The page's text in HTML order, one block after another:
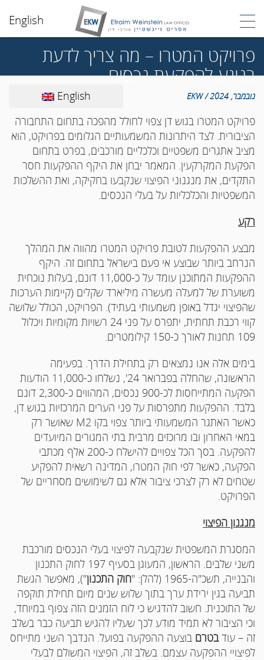
English
פרויקט המטרו – מה צריך לדעת
בנוגע להפקעת נכסים
נובמבר, 2024 / EKW
English
פרויקט המטרו בגוש דן צפוי לחולל מהפכה בתחום התחבורה
הציבורית. לצד היתרונות המשמעותיים הגלומים בפרויקט, הוא
מציב אתגרים משפטיים וכלכליים מורכבים, בפרט בתחום
הפקעת המקרקעין. המאמר יבחן את היקף ההפקעות חסר
התקדים, את מנגנוני הפיצוי שנקבעו בחקיקה, ואת ההשלכות
המשפטיות והכלכליות על בעלי הנכסים.
רקע
מבצע ההפקעות לטובת פרויקט המטרו מהווה את המהלך
הנרחב ביותר שבוצע אי פעם בישראל בתחום זה. היקף
ההפקעות המתוכנן עומד על כ-11,000 דונם, בעלות נוכחית
משוערת של למעלה מעשרה מיליארד שקלים (קיימות הערכות
שהפיצוי יגדל באופן משמעותי בעתיד). הפרויקט, הכולל שלושה
קווי רכבת תחתית, יתפרס על פני 24 רשויות מקומיות ויכלול
109 תחנות לאורך כ-150 קילומטרים.
בימים אלה אנו נמצאים רק בתחילת הדרך. בפעימה
הראשונה, שהחלה בפברואר 24', נשלחו כ-11,000 הודעות
הפקעה המתייחסות לכ-900 נכסים, המהווים כ-2,300 דונם
בלבד. ההפקעות מתפרסות על פני הערים המרכזיות בגוש דן,
כאשר האתגר המשמעותי ביותר צפוי בקו M2 שאושר רק
במאי האחרון ובו מרוכזים מרבית בתי המגורים המיועדים
להפקעה. בסך הכל צפויים להישלח כ-200 אלף מכתבי
הפקעה, כאשר לפי חוק המטרו, המדינה רשאית להפקיע
שטחים לא רק לצרכי ציבור אלא גם לשימושים מסחריים של
הפרויקט.
מנגנון הפיצוי
המסגרת המשפטית שנקבעה לפיצוי בעלי הנכסים מורכבת
משני שלבים. הראשון, המעוגן בסעיף 197 לחוק התכנון
והבנייה, תשכ"ה-1965 (להלן: "
חוק התכנון"), מאפשר הגשת
תביעה בגין ירידת ערך בתוך שלוש שנים מיום תחילת תוקפה
של התוכנית. חשוב להדגיש כי לוח הזמנים הזה צפוף במיוחד,
וכי הציבור לא תמיד מודע לכך שעליו להגיש תביעה כבר בשלב
זה – עודבטרם בוצעה ההפקעה בפועל. הנדבך השני מתייחס
לפיצויי ההפקעה עצמם. בשלב זה, הפיצוי המשולם לבעלי